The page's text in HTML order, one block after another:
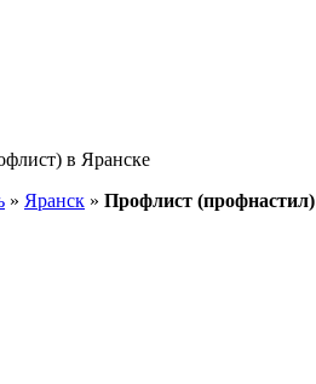
в Яранске
» Яранск » Профлист (профнастил)